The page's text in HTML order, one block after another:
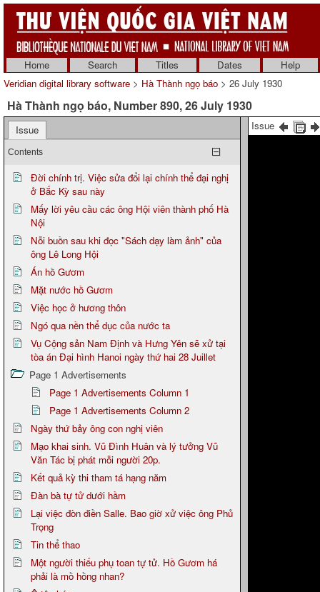
Home Search Titles Dates
Help
Veridian digital library software > Hà Thành ngọ báo > 26 July 1930
Hà Thành ngọ báo, Number 890, 26 July 1930
Issue
Contents
Đời chính trị. Việc sửa đổi lại chính thể đại nghị
ở Bắc Kỳ sau này
Mấy lời yêu cầu các ông Hội viên thành phố Hà
Nội
Nỗi buồn sau khi đọc "Sách dạy làm ảnh" của
ông Lê Long Hội
Án hồ Gươm
Mặt nước hồ Gươm
Việc học ở hương thôn
Ngó qua nền thể dục của nước ta
Vụ Cộng sản Nam Định và Hưng Yên sẽ xử tại
tòa án Đại hình Hanoi ngày thứ hai 28 Juillet
Page 1 Advertisements
Page 1 Advertisements Column 1
Page 1 Advertisements Column 2
Ngày thứ bảy ông con nghị viên
Mạo khai sinh. Vũ Đình Huân và lý tưởng Vũ
Văn Tác bị phát mỗi người 20p.
Kết quả kỳ thi tham tá hạng năm
Đàn bà tự tử dưới hầm
Lại việc đòn điền Salle. Bao giờ xử việc ông Phủ
Trọng
Tin thể thao
Một người thiếu phụ toan tự tử. Hồ Gươm há
phải là mồ hồng nhan?
Issue